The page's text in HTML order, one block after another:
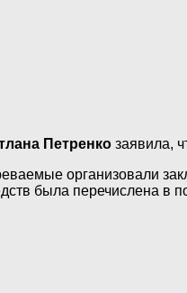
Петренко заявила,
организовали
была перечислена в